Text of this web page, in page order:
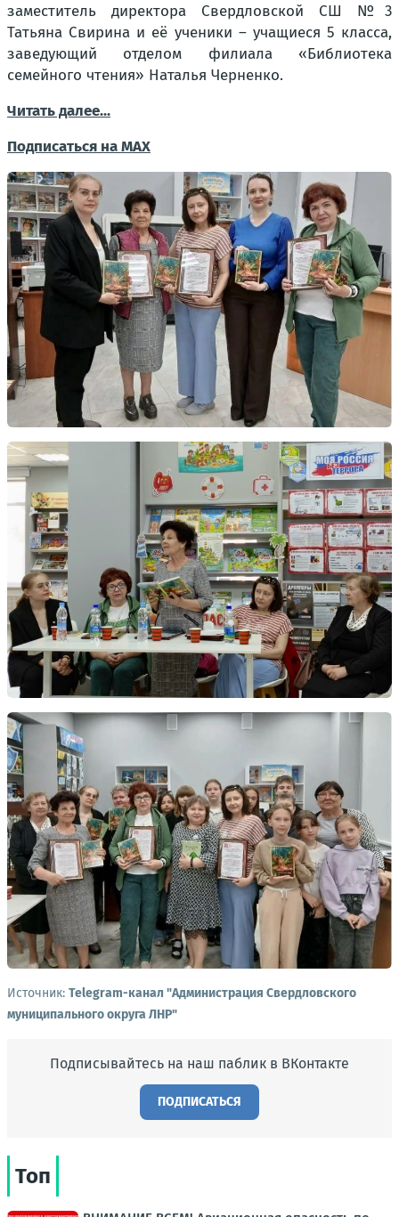
заместитель директора Свердловской СШ №3
Татьяна Свирина и её ученики – учащиеся 5 класса,
заведующий отделом филиала «Библиотека
семейного чтения» Наталья Черненко.
Читать далее...
Подписаться на MAX
Источник: Telegram-канал "Администрация Свердловского
муниципального округа ЛНР"
Подписывайтесь на наш паблик в ВКонтакте
ПОДПИСАТЬСЯ
Топ